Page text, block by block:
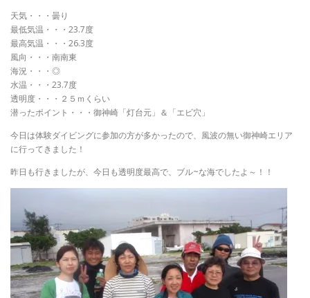
天気・・・曇り
最低気温・・・23.7度
最高気温・・・26.3度
風向・・・南南東
海況・・・◎
水温・・・23.7度
透明度・・・２５ｍくらい
潜ったポイント・・・御神崎「灯台元」＆「エビ穴」
今日は体験ダイビングに参加の方が多かったので、風波の無い御神崎エリア
に行ってきました！
昨日も行きましたが、今日も透明度最高で、ブル~な海でしたよ～！！